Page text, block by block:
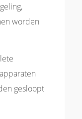
worden
gesloopt